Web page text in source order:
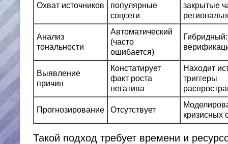
Охват источников
популярные
соцсети
закрытые
Анализ
тональности
Автоматический
(часто
ошибается)
Выявление
причин
Констатирует
факт роста
негатива
Находит
триггеры
Прогнозирование Отсутствует
кризисных
Такой подход требует времени и